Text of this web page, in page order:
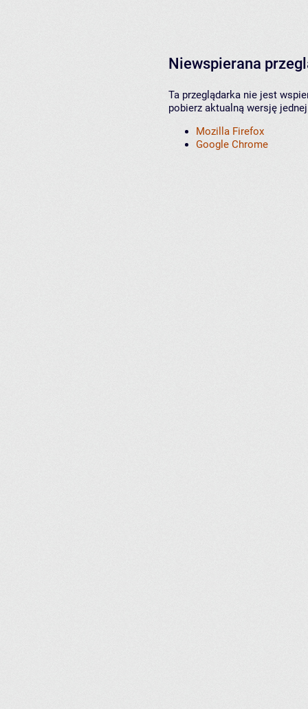
Niewspierana
Ta przeglądarka nie jest
pobierz aktualną wersję
Mozilla Firefox
Google Chrome